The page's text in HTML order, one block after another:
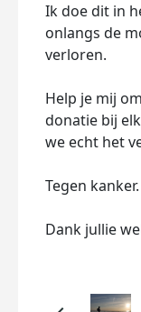
Ik doe dit in
onlangs de
verloren.
Help je mij
donatie bij
we echt het
Tegen
Dank jullie